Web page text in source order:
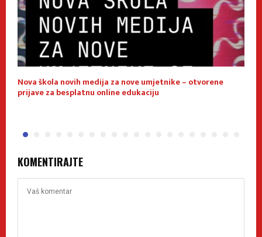
Nova škola novih medija za nove umjetnike – otvorene
prijave za besplatnu online edukaciju
KOMENTIRAJTE